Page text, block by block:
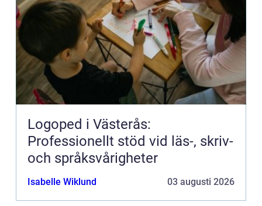
Logoped i Västerås:
Professionellt stöd vid läs-, skriv-
och språksvårigheter
Isabelle Wiklund 03 augusti 2026